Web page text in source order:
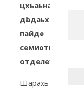
цхьаьнакхетар
дӀадаьхьира
пайде
семиотикин
отделехь.
Шарахь